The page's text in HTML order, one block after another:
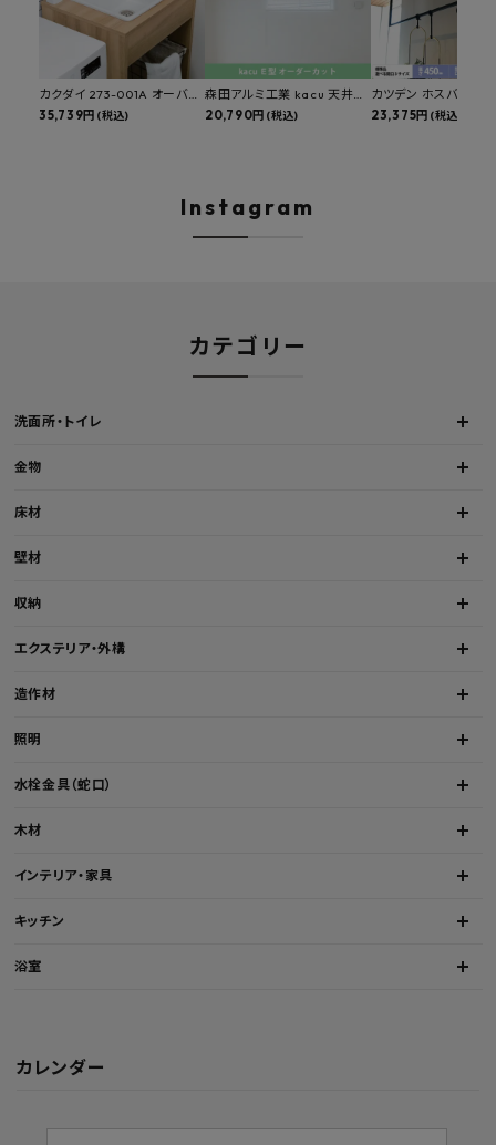
カクダイ 273-001A オーバー
カウンタースロップシンク 選
35,739円 (税込)
森田アルミ工業 kacu 天井付
け物干し E型 サイズオーダー
20,790円 (税込)
カツデン ホスバ 天井
物干し 標準サイズ ス
23,375円 (税込)
Instagram
カテゴリー
洗面所・トイレ
金物
床材
壁材
収納
エクステリア・外構
造作材
照明
水栓金具（蛇口）
木材
インテリア・家具
キッチン
浴室
カレンダー